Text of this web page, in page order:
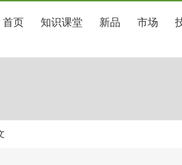
首页 知识课堂 新品 市场